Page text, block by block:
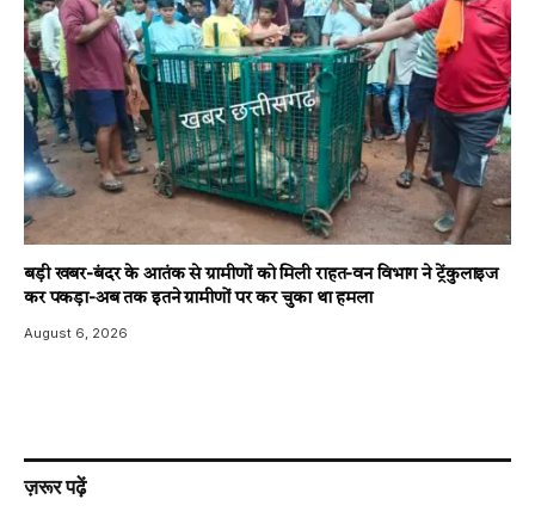
बड़ी खबर-बंदर के आतंक से ग्रामीणों को मिली राहत-वन विभाग ने ट्रेंकुलाइज
कर पकड़ा-अब तक इतने ग्रामीणों पर कर चुका था हमला
August 6, 2026
ज़रूर पढ़ें